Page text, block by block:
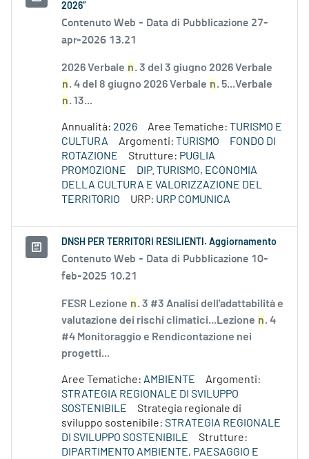
2026”
Contenuto Web - Data di Pubblicazione 27-
apr-2026 13.21
2026 Verbale n. 3 del 3 giugno 2026 Verbale
n. 4 del 8 giugno 2026 Verbale n. 5...Verbale
n. 13...
Annualità: 2026 Aree Tematiche: TURISMO E
CULTURA
Argomenti: TURISMO
FONDO DI
ROTAZIONE
Strutture: PUGLIA
PROMOZIONE
DIP. TURISMO, ECONOMIA
DELLA CULTURA E VALORIZZAZIONE DEL
TERRITORIO
URP: URP COMUNICA
DNSH PER TERRITORI RESILIENTI. Aggiornamento
Contenuto Web - Data di Pubblicazione 10-
feb-2025 10.21
FESR Lezione n. 3 #3 Analisi dell'adattabilità e
valutazione dei rischi climatici...Lezione n. 4
#4 Monitoraggio e Rendicontazione nei
progetti...
Aree Tematiche: AMBIENTE
Argomenti:
STRATEGIA REGIONALE DI SVILUPPO
SOSTENIBILE
Strategia regionale di
sviluppo sostenibile: STRATEGIA REGIONALE
DI SVILUPPO SOSTENIBILE
Strutture:
DIPARTIMENTO AMBIENTE, PAESAGGIO E